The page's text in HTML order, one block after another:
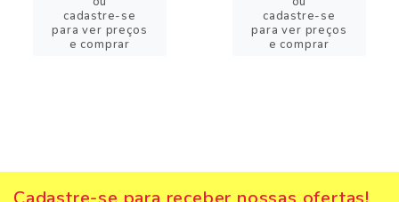
cadastre-se
para ver preços
e comprar
cadastre-se
para ver preços
e comprar